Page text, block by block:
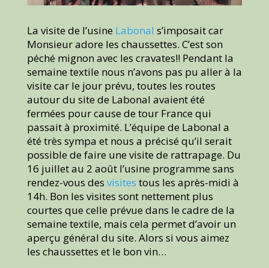
La visite de l’usine Labonal s’imposait car
Monsieur adore les chaussettes. C’est son
péché mignon avec les cravates!! Pendant la
semaine textile nous n’avons pas pu aller à la
visite car le jour prévu, toutes les routes
autour du site de Labonal avaient été
fermées pour cause de tour France qui
passait à proximité. L’équipe de Labonal a
été très sympa et nous a précisé qu’il serait
possible de faire une visite de rattrapage. Du
16 juillet au 2 août l’usine programme sans
rendez-vous des visites tous les après-midi à
14h. Bon les visites sont nettement plus
courtes que celle prévue dans le cadre de la
semaine textile, mais cela permet d’avoir un
aperçu général du site. Alors si vous aimez
les chaussettes et le bon vin…